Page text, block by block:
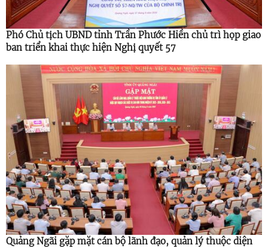
Phó Chủ tịch UBND tỉnh Trần Phước Hiền chủ trì họp giao
ban triển khai thực hiện Nghị quyết 57
Quảng Ngãi gặp mặt cán bộ lãnh đạo, quản lý thuộc diện